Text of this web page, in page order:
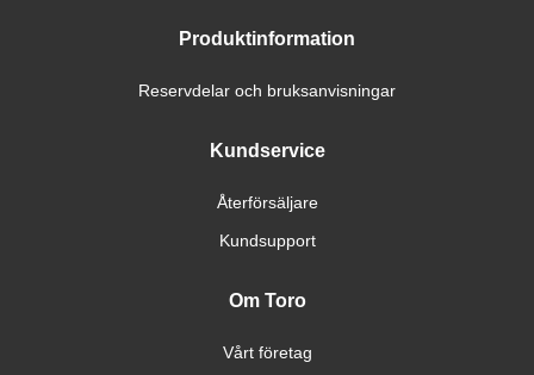
Produktinformation
Reservdelar och bruksanvisningar
Kundservice
Återförsäljare
Kundsupport
Om Toro
Vårt företag